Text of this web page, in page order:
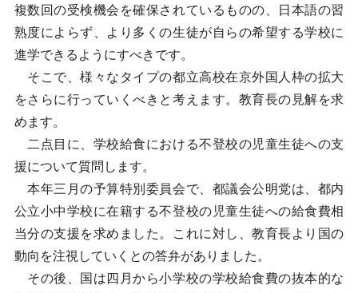
複数回の受検機会を確保されているものの、日本語の習
熟度によらず、より多くの生徒が自らの希望する学校に
進学できるようにすべきです。
そこで、様々なタイプの都立高校在京外国人枠の拡大
をさらに行っていくべきと考えます。教育長の見解を求
めます。
二点目に、学校給食における不登校の児童生徒への支
援について質問します。
本年三月の予算特別委員会で、都議会公明党は、都内
公立小中学校に在籍する不登校の児童生徒への給食費相
当分の支援を求めました。これに対し、教育長より国の
動向を注視していくとの答弁がありました。
その後、国は四月から小学校の学校給食費の抜本的な